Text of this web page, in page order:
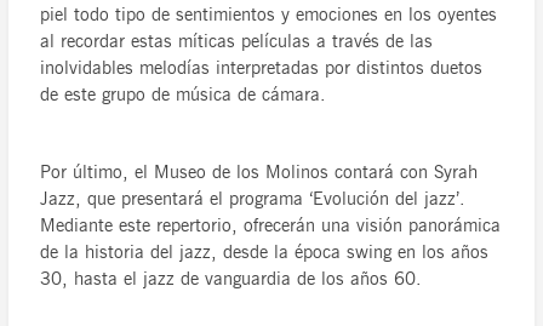
piel todo tipo de sentimientos y emociones en los oyentes
al recordar estas míticas películas a través de las
inolvidables melodías interpretadas por distintos duetos
de este grupo de música de cámara.
Por último, el Museo de los Molinos contará con Syrah
Jazz, que presentará el programa ‘Evolución del jazz’.
Mediante este repertorio, ofrecerán una visión panorámica
de la historia del jazz, desde la época swing en los años
30, hasta el jazz de vanguardia de los años 60.